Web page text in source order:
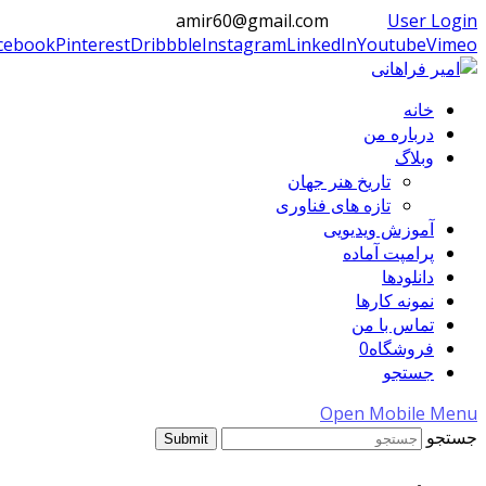
amir60@gmail.com
User Login
PinterestDribbbleInstagramLinkedInYoutubeVimeo
خانه
درباره من
وبلاگ
تاریخ هنر جهان
تازه های فناوری
آموزش ویدیویی
پرامپت آماده
دانلودها
نمونه کارها
تماس با من
فروشگاه0
جستجو
Open Mobile Menu
جستجو
Submit